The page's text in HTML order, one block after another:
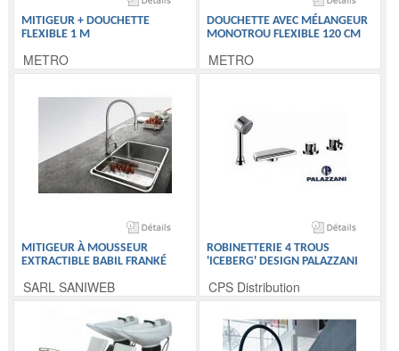
MITIGEUR + DOUCHETTE
FLEXIBLE 1 M
METRO
DOUCHETTE AVEC MÉLANGEUR
MONOTROU FLEXIBLE 120 CM
METRO
MITIGEUR À MOUSSEUR
EXTRACTIBLE BABIL FRANKÉ
SARL SANIWEB
ROBINETTERIE 4 TROUS
'ICEBERG' DESIGN PALAZZANI
CPS Distribution